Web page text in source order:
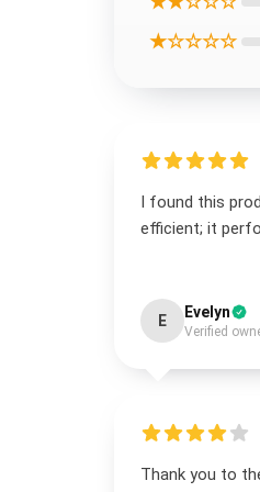
★☆☆☆☆
I found this
efficient; it
E Evelyn
Verified
Thank you to